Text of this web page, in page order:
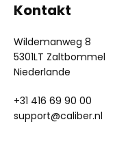
Kontakt
Wildemanweg 8
5301LT Zaltbommel
Niederlande
+31 416 69 90 00
support@caliber.nl